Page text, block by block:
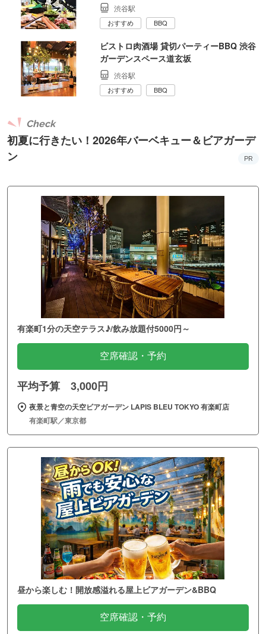
渋谷駅
おすすめ BBQ
ビストロ肉酒場 貸切パーティーBBQ 渋谷
ガーデンスペース道玄坂
渋谷駅
おすすめ BBQ
初夏に行きたい！2026年バーベキュー＆ビアガーデ
ン
Check
PR
有楽町1分の天空テラス♪/飲み放題付5000円～
空席確認・予約
平均予算 3,000円
夜景と青空の天空ビアガーデン LAPIS BLEU TOKYO 有楽町店
有楽町駅／東京都
昼から楽しむ！開放感溢れる屋上ビアガーデン&BBQ
空席確認・予約